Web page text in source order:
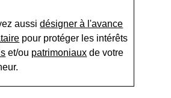
aussidésigner à l'avance
pour protéger les intérêts
et/ou patrimoniaux de votre